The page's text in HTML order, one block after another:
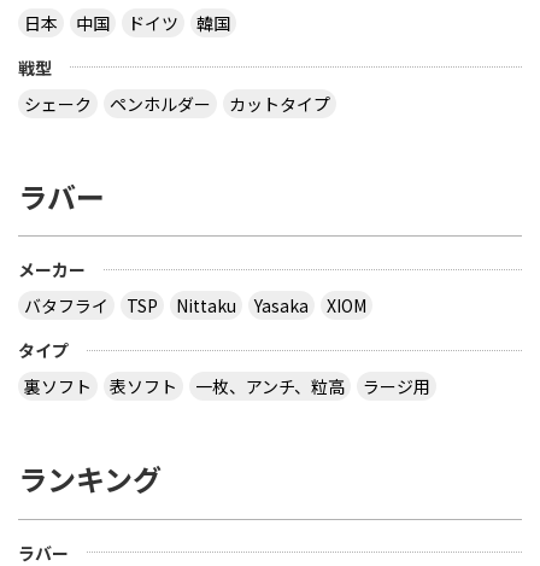
日本
中国 ドイツ
韓国
戦型
シェーク
ペンホルダー カットタイプ
ラバー
メーカー
バタフライ
TSP Nittaku Yasaka
XIOM
タイプ
裏ソフト
表ソフト 一枚、アンチ、粒高 ラージ用
ランキング
ラバー